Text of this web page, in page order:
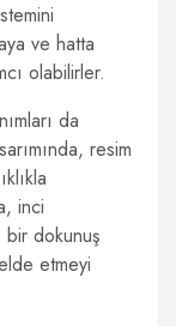
ve hatta
olabilirler.
da
resim
inci
bir dokunuş
etmeyi